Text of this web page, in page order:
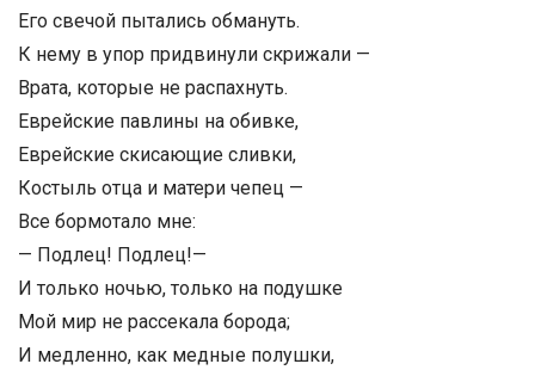
Его свечой пытались обмануть.
К нему в упор придвинули скрижали —
Врата, которые не распахнуть.
Еврейские павлины на обивке,
Еврейские скисающие сливки,
Костыль отца и матери чепец —
Все бормотало мне:
— Подлец! Подлец!—
И только ночью, только на подушке
Мой мир не рассекала борода;
И медленно, как медные полушки,